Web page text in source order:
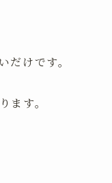
けです。
ます。